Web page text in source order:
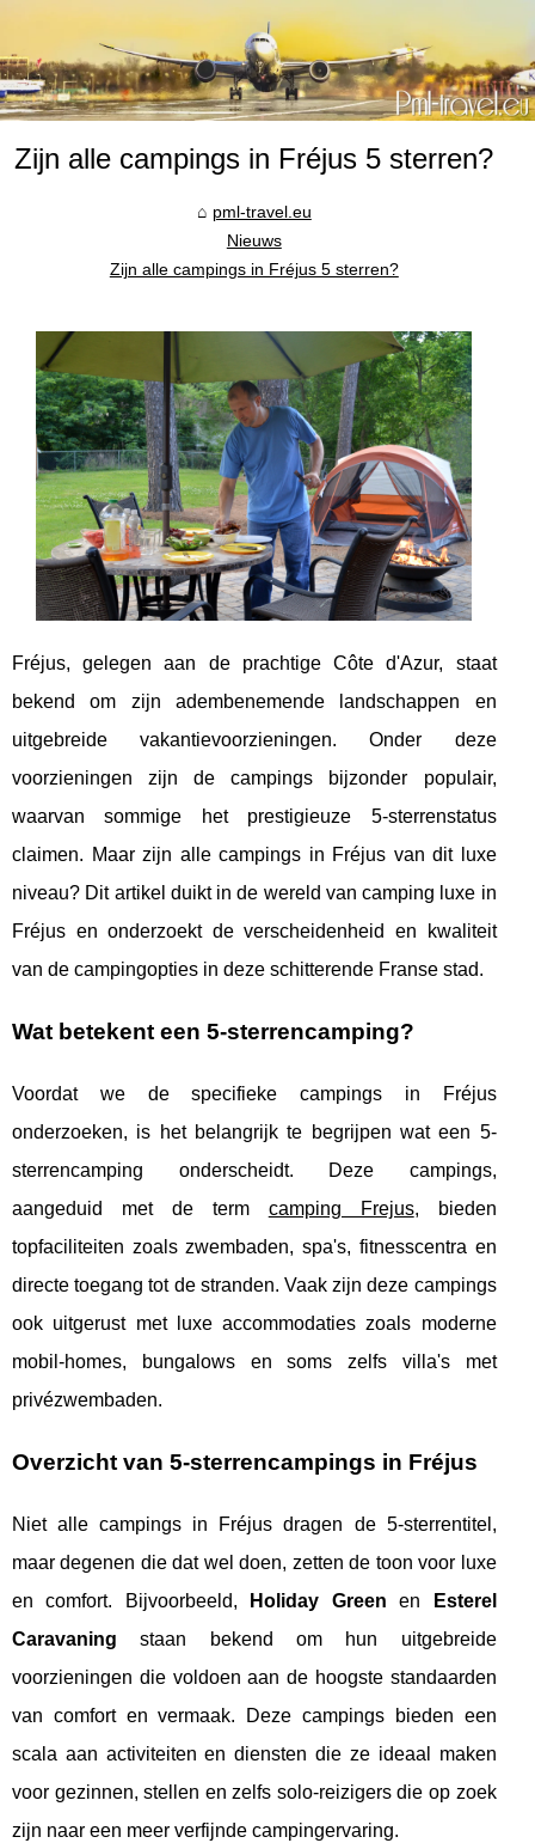
Zijn alle campings in Fréjus 5 sterren?
pml-travel.eu
Nieuws
Zijn alle campings in Fréjus 5 sterren?
Fréjus, gelegen aan de prachtige Côte d'Azur, staat
bekend om zijn adembenemende landschappen en
uitgebreide vakantievoorzieningen. Onder deze
voorzieningen zijn de campings bijzonder populair,
waarvan sommige het prestigieuze 5-sterrenstatus
claimen. Maar zijn alle campings in Fréjus van dit luxe
niveau? Dit artikel duikt in de wereld van camping luxe in
Fréjus en onderzoekt de verscheidenheid en kwaliteit
van de campingopties in deze schitterende Franse stad.
Wat betekent een 5-sterrencamping?
Voordat we de specifieke campings in Fréjus
onderzoeken, is het belangrijk te begrijpen wat een 5-
sterrencamping onderscheidt. Deze campings,
aangeduid met de term camping Frejus, bieden
topfaciliteiten zoals zwembaden, spa's, fitnesscentra en
directe toegang tot de stranden. Vaak zijn deze campings
ook uitgerust met luxe accommodaties zoals moderne
mobil-homes, bungalows en soms zelfs villa's met
privézwembaden.
Overzicht van 5-sterrencampings in Fréjus
Niet alle campings in Fréjus dragen de 5-sterrentitel,
maar degenen die dat wel doen, zetten de toon voor luxe
en comfort. Bijvoorbeeld,
Holiday Green en
Esterel
Caravaning staan bekend om hun uitgebreide
voorzieningen die voldoen aan de hoogste standaarden
van comfort en vermaak. Deze campings bieden een
scala aan activiteiten en diensten die ze ideaal maken
voor gezinnen, stellen en zelfs solo-reizigers die op zoek
zijn naar een meer verfijnde campingervaring.